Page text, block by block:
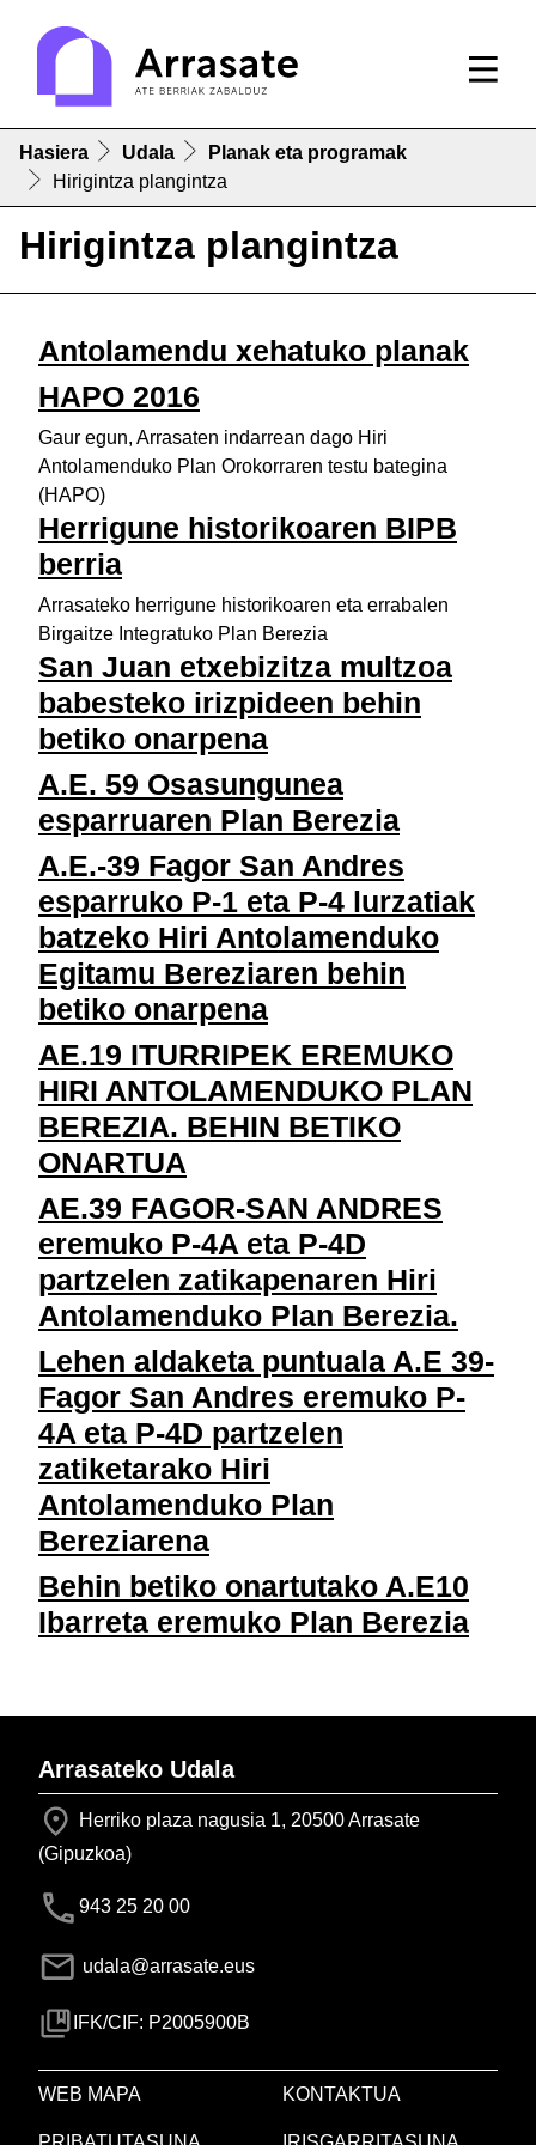
Hasiera Udala
Planak eta programak
Hirigintza plangintza
Hirigintza plangintza
Antolamendu xehatuko planak
HAPO 2016
Gaur egun, Arrasaten indarrean dago Hiri
Antolamenduko Plan Orokorraren testu bategina
(HAPO)
Herrigune historikoaren BIPB
berria
Arrasateko herrigune historikoaren eta errabalen
Birgaitze Integratuko Plan Berezia
San Juan etxebizitza multzoa
babesteko irizpideen behin
betiko onarpena
A.E. 59 Osasungunea
esparruaren Plan Berezia
A.E.-39 Fagor San Andres
esparruko P-1 eta P-4 lurzatiak
batzeko Hiri Antolamenduko
Egitamu Bereziaren behin
betiko onarpena
AE.19 ITURRIPEK EREMUKO
HIRI ANTOLAMENDUKO PLAN
BEREZIA. BEHIN BETIKO
ONARTUA
AE.39 FAGOR-SAN ANDRES
eremuko P-4A eta P-4D
partzelen zatikapenaren Hiri
Antolamenduko Plan Berezia.
Lehen aldaketa puntuala A.E 39-
Fagor San Andres eremuko P-
4A eta P-4D partzelen
zatiketarako Hiri
Antolamenduko Plan
Bereziarena
Behin betiko onartutako A.E10
Ibarreta eremuko Plan Berezia
Arrasateko Udala
Herriko plaza nagusia 1, 20500 Arrasate
(Gipuzkoa)
943 25 20 00
udala@arrasate.eus
IFK/CIF: P2005900B
WEB MAPA KONTAKTUA